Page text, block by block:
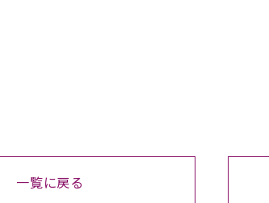
一覧に戻る